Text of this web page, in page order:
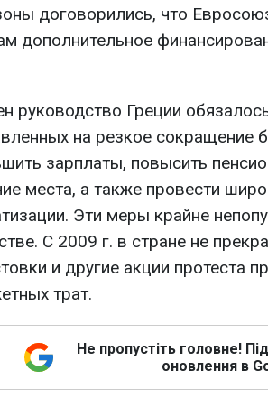
договорились, что
дополнительное
руководство Греции
на резкое сокращение
зарплаты, повысить
места, а также провести
Эти меры крайне
С 2009 г. в стране не
и другие акции протеста
трат.
Не пропустіть головне!
оновлення в